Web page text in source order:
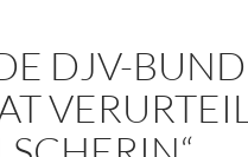
DJV-